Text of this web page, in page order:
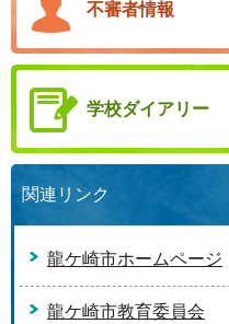
不審者情報
学校ダイアリー
関連リンク
龍ケ崎市ホームページ
龍ケ崎市教育委員会